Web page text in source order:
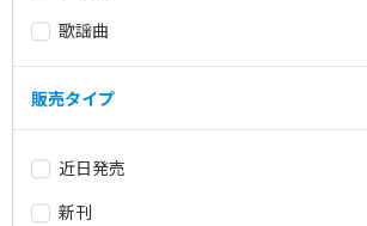
歌謡曲
販売タイプ
近日発売
新刊